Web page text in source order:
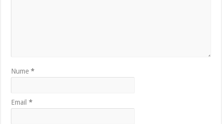
Nume*
Email*